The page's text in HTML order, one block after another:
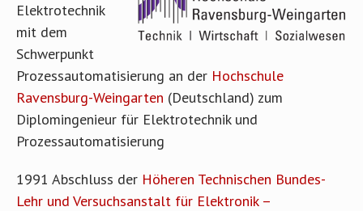
Elektrotechnik
mit dem
Schwerpunkt
Prozessautomatisierung an der Hochschule
Ravensburg-Weingarten (Deutschland) zum
Diplomingenieur für Elektrotechnik und
Prozessautomatisierung
1991 Abschluss der Höheren Technischen Bundes-
Lehr und Versuchsanstalt für Elektronik –